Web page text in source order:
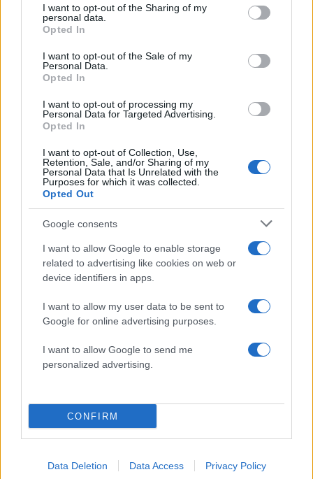
not limited to your visit or usage behaviour. You may click to
grant or deny consent to Google and its third-party tags to
use your data for below specified purposes in below Google
consent section.
I want to opt-out of the Sharing of my
personal data.
Opted In
I want to opt-out of the Sale of my
Personal Data.
Opted In
I want to opt-out of processing my
Personal Data for Targeted Advertising.
Opted In
I want to opt-out of Collection, Use,
Retention, Sale, and/or Sharing of my
Personal Data that Is Unrelated with the
Purposes for which it was collected.
Opted Out
Google consents
I want to allow Google to enable storage
related to advertising like cookies on web or
device identifiers in apps.
I want to allow my user data to be sent to
Google for online advertising purposes.
I want to allow Google to send me
personalized advertising.
CONFIRM
Data Deletion Data Access Privacy Policy
Αν τα χάσατε
Ανησυχία από το ξέσπασμα
του ιού του Δυτικού Νείλου
με κρούσματα στην Αττική
Ιατρικό Σύλλογο Αθηνών
για την προστασία της
δημόσιας υγείας
Σοκαριστική υπόθεση
Κρήτη: Τουρίστας
κορίτσι - Το παιδί
αμέριμνο σε αυλή